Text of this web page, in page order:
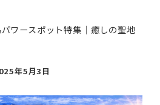
ワースポット特集｜癒しの聖地
年5月3日